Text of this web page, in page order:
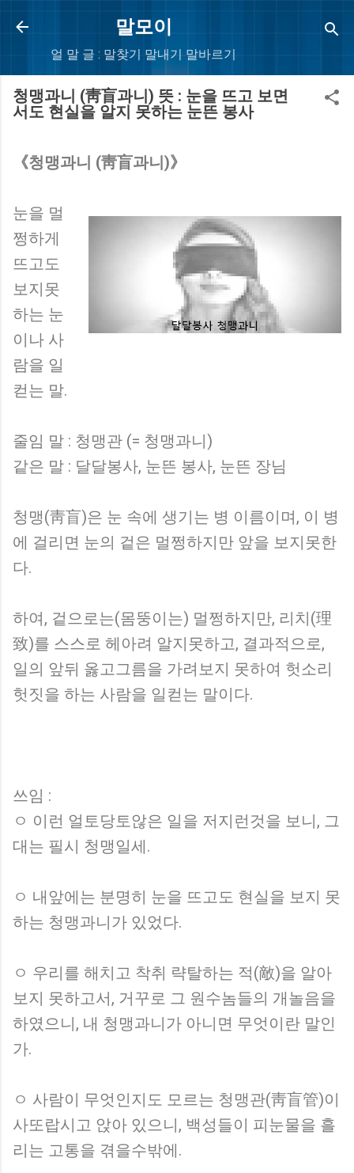
Skip to main content
말모이
얼 말 글 : 말찾기 말내기 말바르기
청맹과니 (靑盲과니) 뜻 : 눈을 뜨고 보면
서도 현실을 알지 못하는 눈뜬 봉사
《청맹과니 (靑盲과니)》
눈을 멀
쩡하게
뜨고도
보지못
하는 눈
이나 사
람을 일
컫는 말.
줄임 말 : 청맹관 (= 청맹과니)
같은 말 : 달달봉사, 눈뜬 봉사, 눈뜬 장님
청맹(靑盲)은 눈 속에 생기는 병 이름이며, 이 병
에 걸리면 눈의 겉은 멀쩡하지만 앞을 보지못한
다.
하여, 겉으로는(몸뚱이는) 멀쩡하지만, 리치(理
致)를 스스로 헤아려 알지못하고, 결과적으로,
일의 앞뒤 옳고그름을 가려보지 못하여 헛소리
헛짓을 하는 사람을 일컫는 말이다.
쓰임 :
ㅇ 이런 얼토당토않은 일을 저지런것을 보니, 그
대는 필시 청맹일세.
ㅇ 내앞에는 분명히 눈을 뜨고도 현실을 보지 못
하는 청맹과니가 있었다.
ㅇ 우리를 해치고 착취 략탈하는 적(敵)을 알아
보지 못하고서, 거꾸로 그 원수놈들의 개놀음을
하였으니, 내 청맹과니가 아니면 무엇이란 말인
가.
ㅇ 사람이 무엇인지도 모르는 청맹관(靑盲管)이
사또랍시고 앉아 있으니, 백성들이 피눈물을 흘
리는 고통을 겪을수밖에.